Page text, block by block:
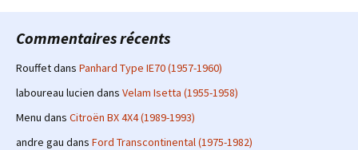
Commentaires récents
Rouffetdans Panhard Type IE70 (1957-1960)
laboureau lucien dans Velam Isetta (1955-1958)
Menu dans Citroën BX 4X4 (1989-1993)
andre gau dans Ford Transcontinental (1975-1982)